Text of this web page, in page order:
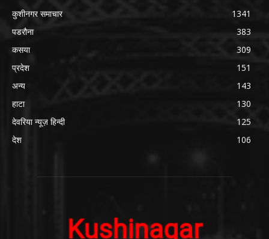
कुशीनगर समाचार
1341
पडरौना
383
कसया
309
प्रदेश
151
अन्य
143
हाटा
130
देवरिया न्यूज़ हिन्दी
125
देश
106